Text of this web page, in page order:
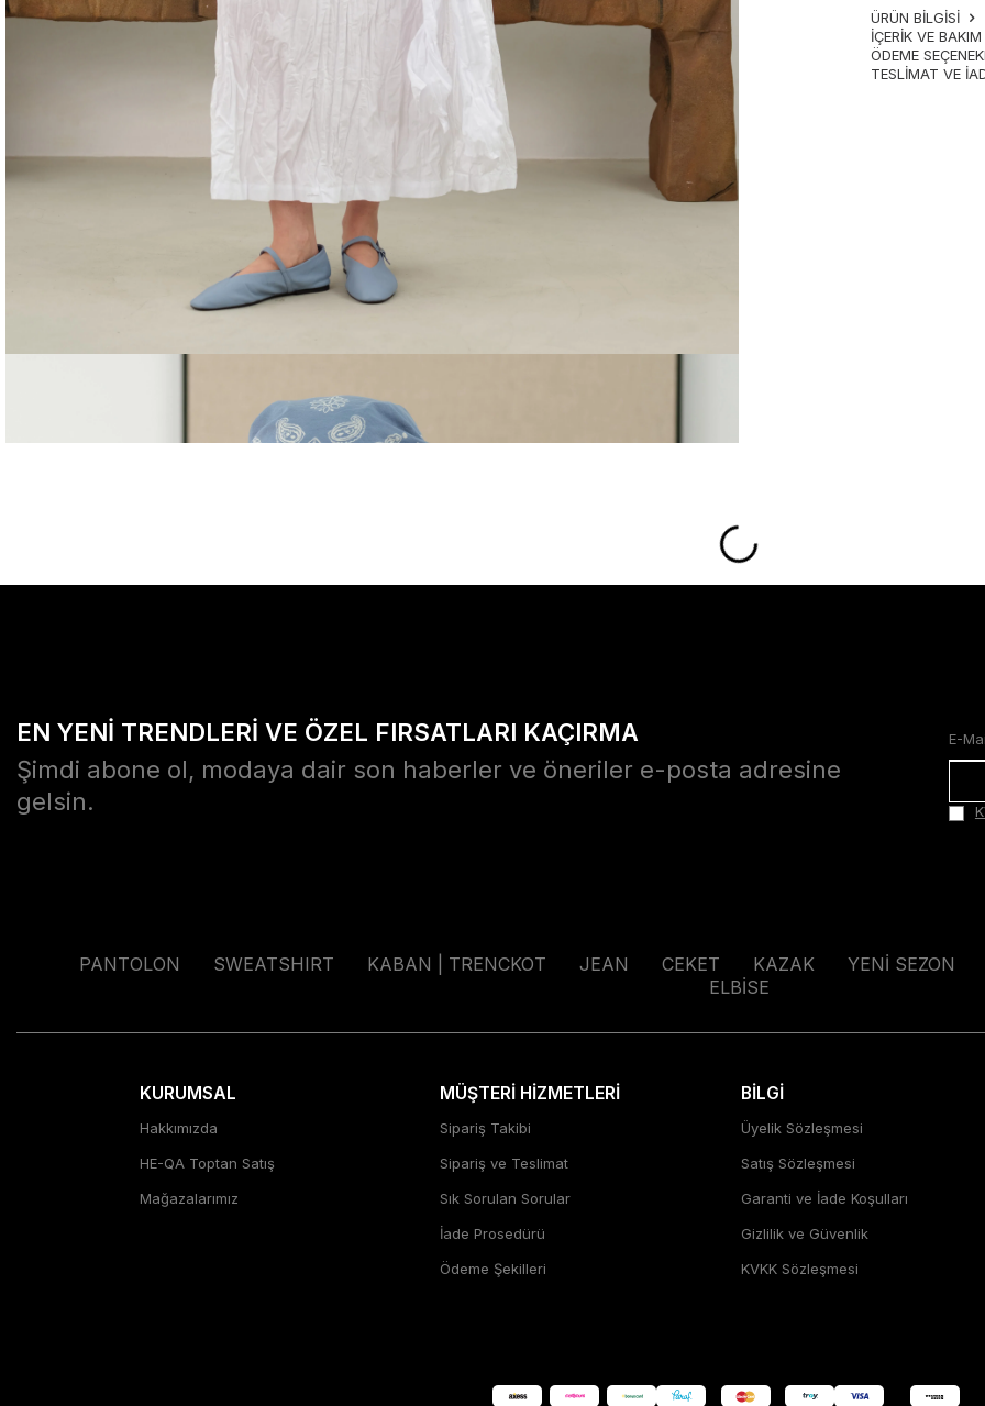
ÜRÜN BİLGİSİ
İÇERIK VE BAKIM
ÖDEME
TESLIMAT VE
EN YENİ TRENDLERİ VE ÖZEL FIRSATLARI KAÇIRMA
Şimdi abone ol, modaya dair son haberler ve öneriler e-posta adresine
gelsin.
PANTOLON SWEATSHIRT KABAN | TRENCKOT JEAN CEKET KAZAK YENİ SEZON
ELBİSE
KURUMSAL
Hakkımızda
HE-QA Toptan Satış
Mağazalarımız
MÜŞTERİ HİZMETLERİ
Sipariş Takibi
Sipariş ve Teslimat
Sık Sorulan Sorular
İade Prosedürü
Ödeme Şekilleri
BİLGİ
Üyelik Sözleşmesi
Satış Sözleşmesi
Garanti ve İade Koşulları
Gizlilik ve Güvenlik
KVKK Sözleşmesi